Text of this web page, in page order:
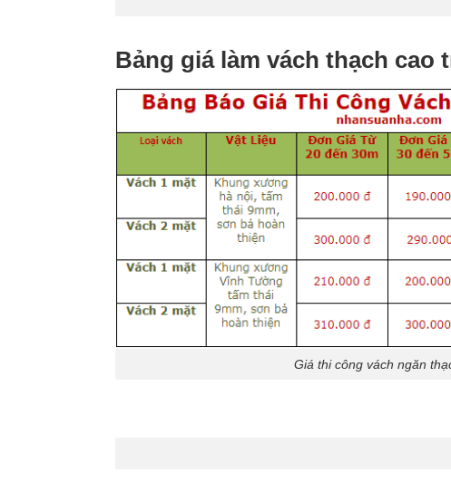
Bảng giá làm vách thạch cao
Giá thi công vách ngăn